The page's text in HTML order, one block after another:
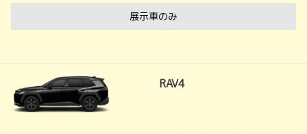
展示車のみ
RAV4